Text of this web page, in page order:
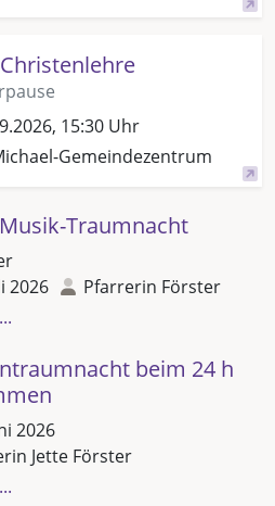
Christenlehre
15:30 Uhr
Gemeindezentrum
Traumnacht
2026
Pfarrerin Förster
beim 24 h
2026
Jette Förster